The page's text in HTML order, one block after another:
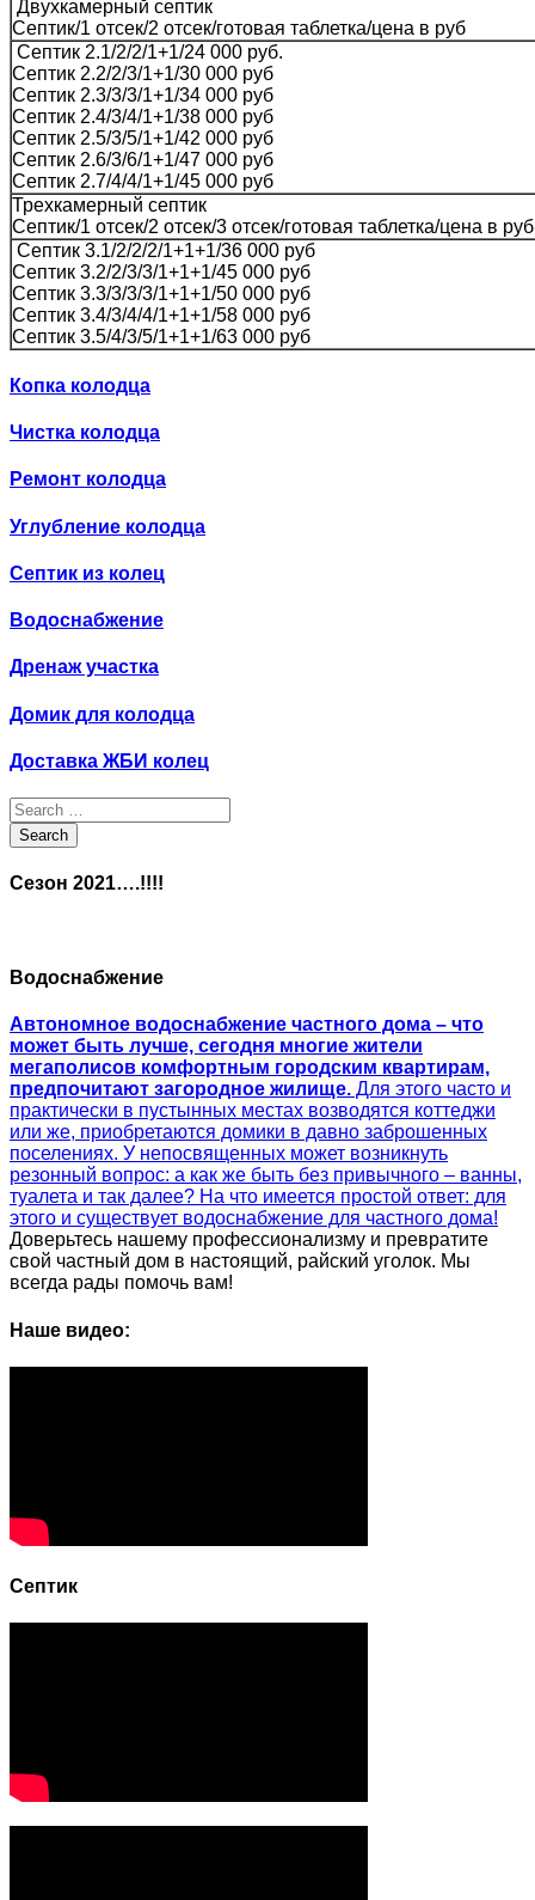
Двухкамерный септик
Септик/1 отсек/2 отсек/готовая таблетка/цена в руб
Септик 2.1/2/2/1+1/24 000 руб.
Септик 2.2/2/3/1+1/30 000 руб
Септик 2.3/3/3/1+1/34 000 руб
Септик 2.4/3/4/1+1/38 000 руб
Септик 2.5/3/5/1+1/42 000 руб
Септик 2.6/3/6/1+1/47 000 руб
Септик 2.7/4/4/1+1/45 000 руб
Трехкамерный септик
Септик/1 отсек/2 отсек/3 отсек/готовая таблетка/цена в руб
Септик 3.1/2/2/2/1+1+1/36 000 руб
Септик 3.2/2/3/3/1+1+1/45 000 руб
Септик 3.3/3/3/3/1+1+1/50 000 руб
Септик 3.4/3/4/4/1+1+1/58 000 руб
Септик 3.5/4/3/5/1+1+1/63 000 руб
Копка колодца
Чистка колодца
Ремонт колодца
Углубление колодца
Септик из колец
Водоснабжение
Дренаж участка
Домик для колодца
Доставка ЖБИ колец
Search
for:
Search
Сезон 2021….!!!!
Водоснабжение
Автономное водоснабжение частного дома – что
может быть лучше, сегодня многие жители
мегаполисов комфортным городским квартирам,
предпочитают загородное жилище. Для этого часто и
практически в пустынных местах возводятся коттеджи
или же, приобретаются домики в давно заброшенных
поселениях. У непосвященных может возникнуть
резонный вопрос: а как же быть без привычного – ванны,
туалета и так далее? На что имеется простой ответ: для
этого и существует водоснабжение для частного дома!
Доверьтесь нашему профессионализму и превратите
свой частный дом в настоящий, райский уголок. Мы
всегда рады помочь вам!
Наше видео:
Септик